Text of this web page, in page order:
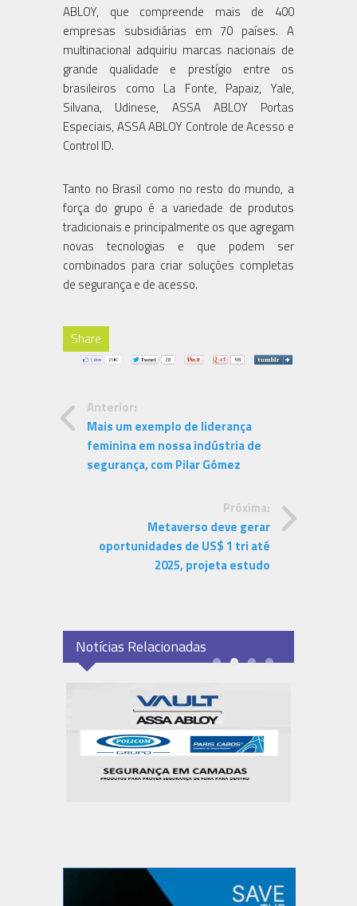
ABLOY, que compreende mais de 400
empresas subsidiárias em 70 países. A
multinacional adquiriu marcas nacionais de
grande qualidade e prestígio entre os
brasileiros como La Fonte, Papaiz, Yale,
Silvana, Udinese, ASSA ABLOY Portas
Especiais, ASSA ABLOY Controle de Acesso e
Control ID.
Tanto no Brasil como no resto do mundo, a
força do grupo é a variedade de produtos
tradicionais e principalmente os que agregam
novas tecnologias e que podem ser
combinados para criar soluções completas
de segurança e de acesso.
Share
Anterior:
Mais um exemplo de liderança
feminina em nossa indústria de
segurança, com Pilar Gómez
Próxima:
Metaverso deve gerar
oportunidades de US$ 1 tri até
2025, projeta estudo
Notícias Relacionadas